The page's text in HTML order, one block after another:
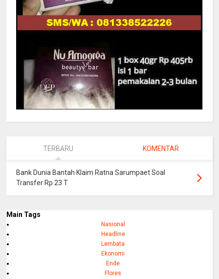
TERBARU KOMENTAR
Bank Dunia Bantah Klaim Ratna Sarumpaet Soal
Transfer Rp 23 T
Main Tags
Nasional
Headline
Lembata
Ekonomi
Ende
Flores